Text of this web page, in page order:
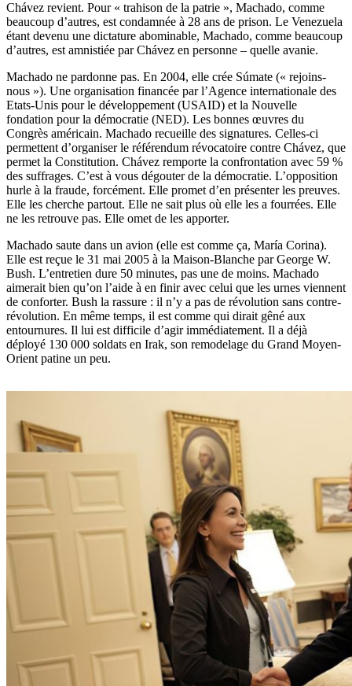
Chávez revient. Pour « trahison de la patrie », Machado, comme
beaucoup d’autres, est condamnée à 28 ans de prison. Le Venezuela
étant devenu une dictature abominable, Machado, comme beaucoup
d’autres, est amnistiée par Chávez en personne – quelle avanie.
Machado ne pardonne pas. En 2004, elle crée Súmate (« rejoins-
nous »). Une organisation financée par l’Agence internationale des
Etats-Unis pour le développement (USAID) et la Nouvelle
fondation pour la démocratie (NED). Les bonnes œuvres du
Congrès américain. Machado recueille des signatures. Celles-ci
permettent d’organiser le référendum révocatoire contre Chávez, que
permet la Constitution. Chávez remporte la confrontation avec 59 %
des suffrages. C’est à vous dégouter de la démocratie. L’opposition
hurle à la fraude, forcément. Elle promet d’en présenter les preuves.
Elle les cherche partout. Elle ne sait plus où elle les a fourrées. Elle
ne les retrouve pas. Elle omet de les apporter.
Machado saute dans un avion (elle est comme ça, María Corina).
Elle est reçue le 31 mai 2005 à la Maison-Blanche par George W.
Bush. L’entretien dure 50 minutes, pas une de moins. Machado
aimerait bien qu’on l’aide à en finir avec celui que les urnes viennent
de conforter. Bush la rassure : il n’y a pas de révolution sans contre-
révolution. En même temps, il est comme qui dirait gêné aux
entournures. Il lui est difficile d’agir immédiatement. Il a déjà
déployé 130 000 soldats en Irak, son remodelage du Grand Moyen-
Orient patine un peu.